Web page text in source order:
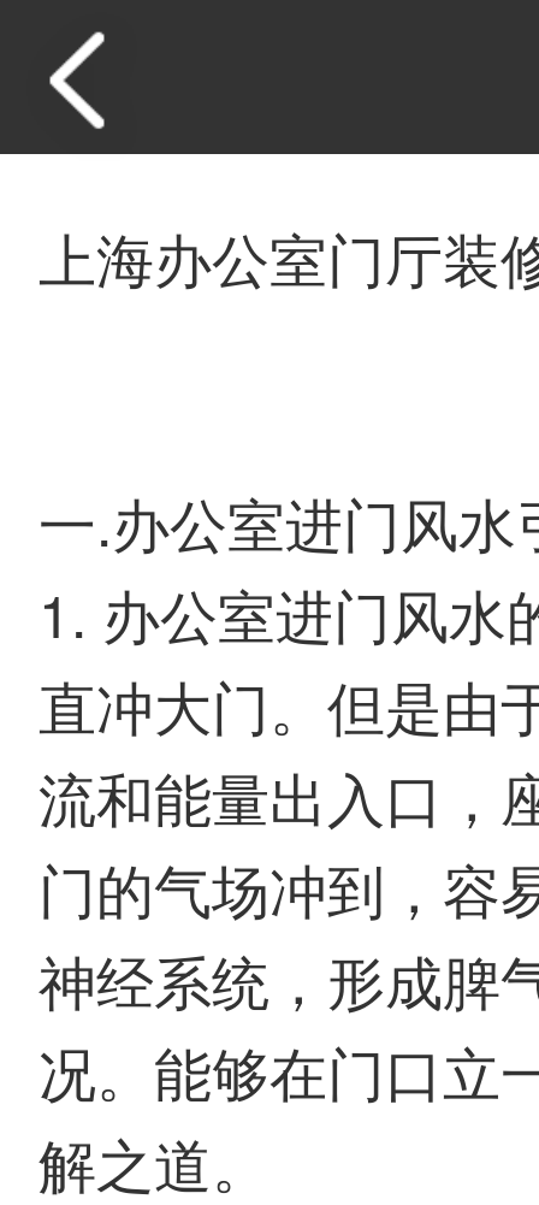
上海办公室门厅装
一.办公室进门风水
1. 办公室进门风水
直冲大门。但是由
流和能量出入口，
门的气场冲到，容
神经系统，形成脾
况。能够在门口立
解之道。